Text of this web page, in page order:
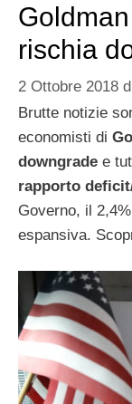
rischia
2 Ottobre 2018
Brutte notizie
economisti di
downgrade e
rapporto
Governo, il
espansiva.